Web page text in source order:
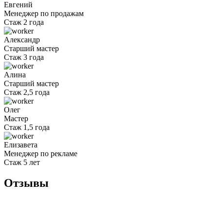
Евгений
Менеджер по продажам
Стаж 2 года
Александр
Старший мастер
Стаж 3 года
Алина
Старший мастер
Стаж 2,5 года
Олег
Мастер
Стаж 1,5 года
Елизавета
Менеджер по рекламе
Стаж 5 лет
Отзывы